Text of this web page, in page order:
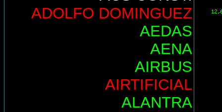
ADOLFO DOMINGUEZ
AEDAS
AENA
AIRBUS
AIRTIFICIAL
ALANTRA